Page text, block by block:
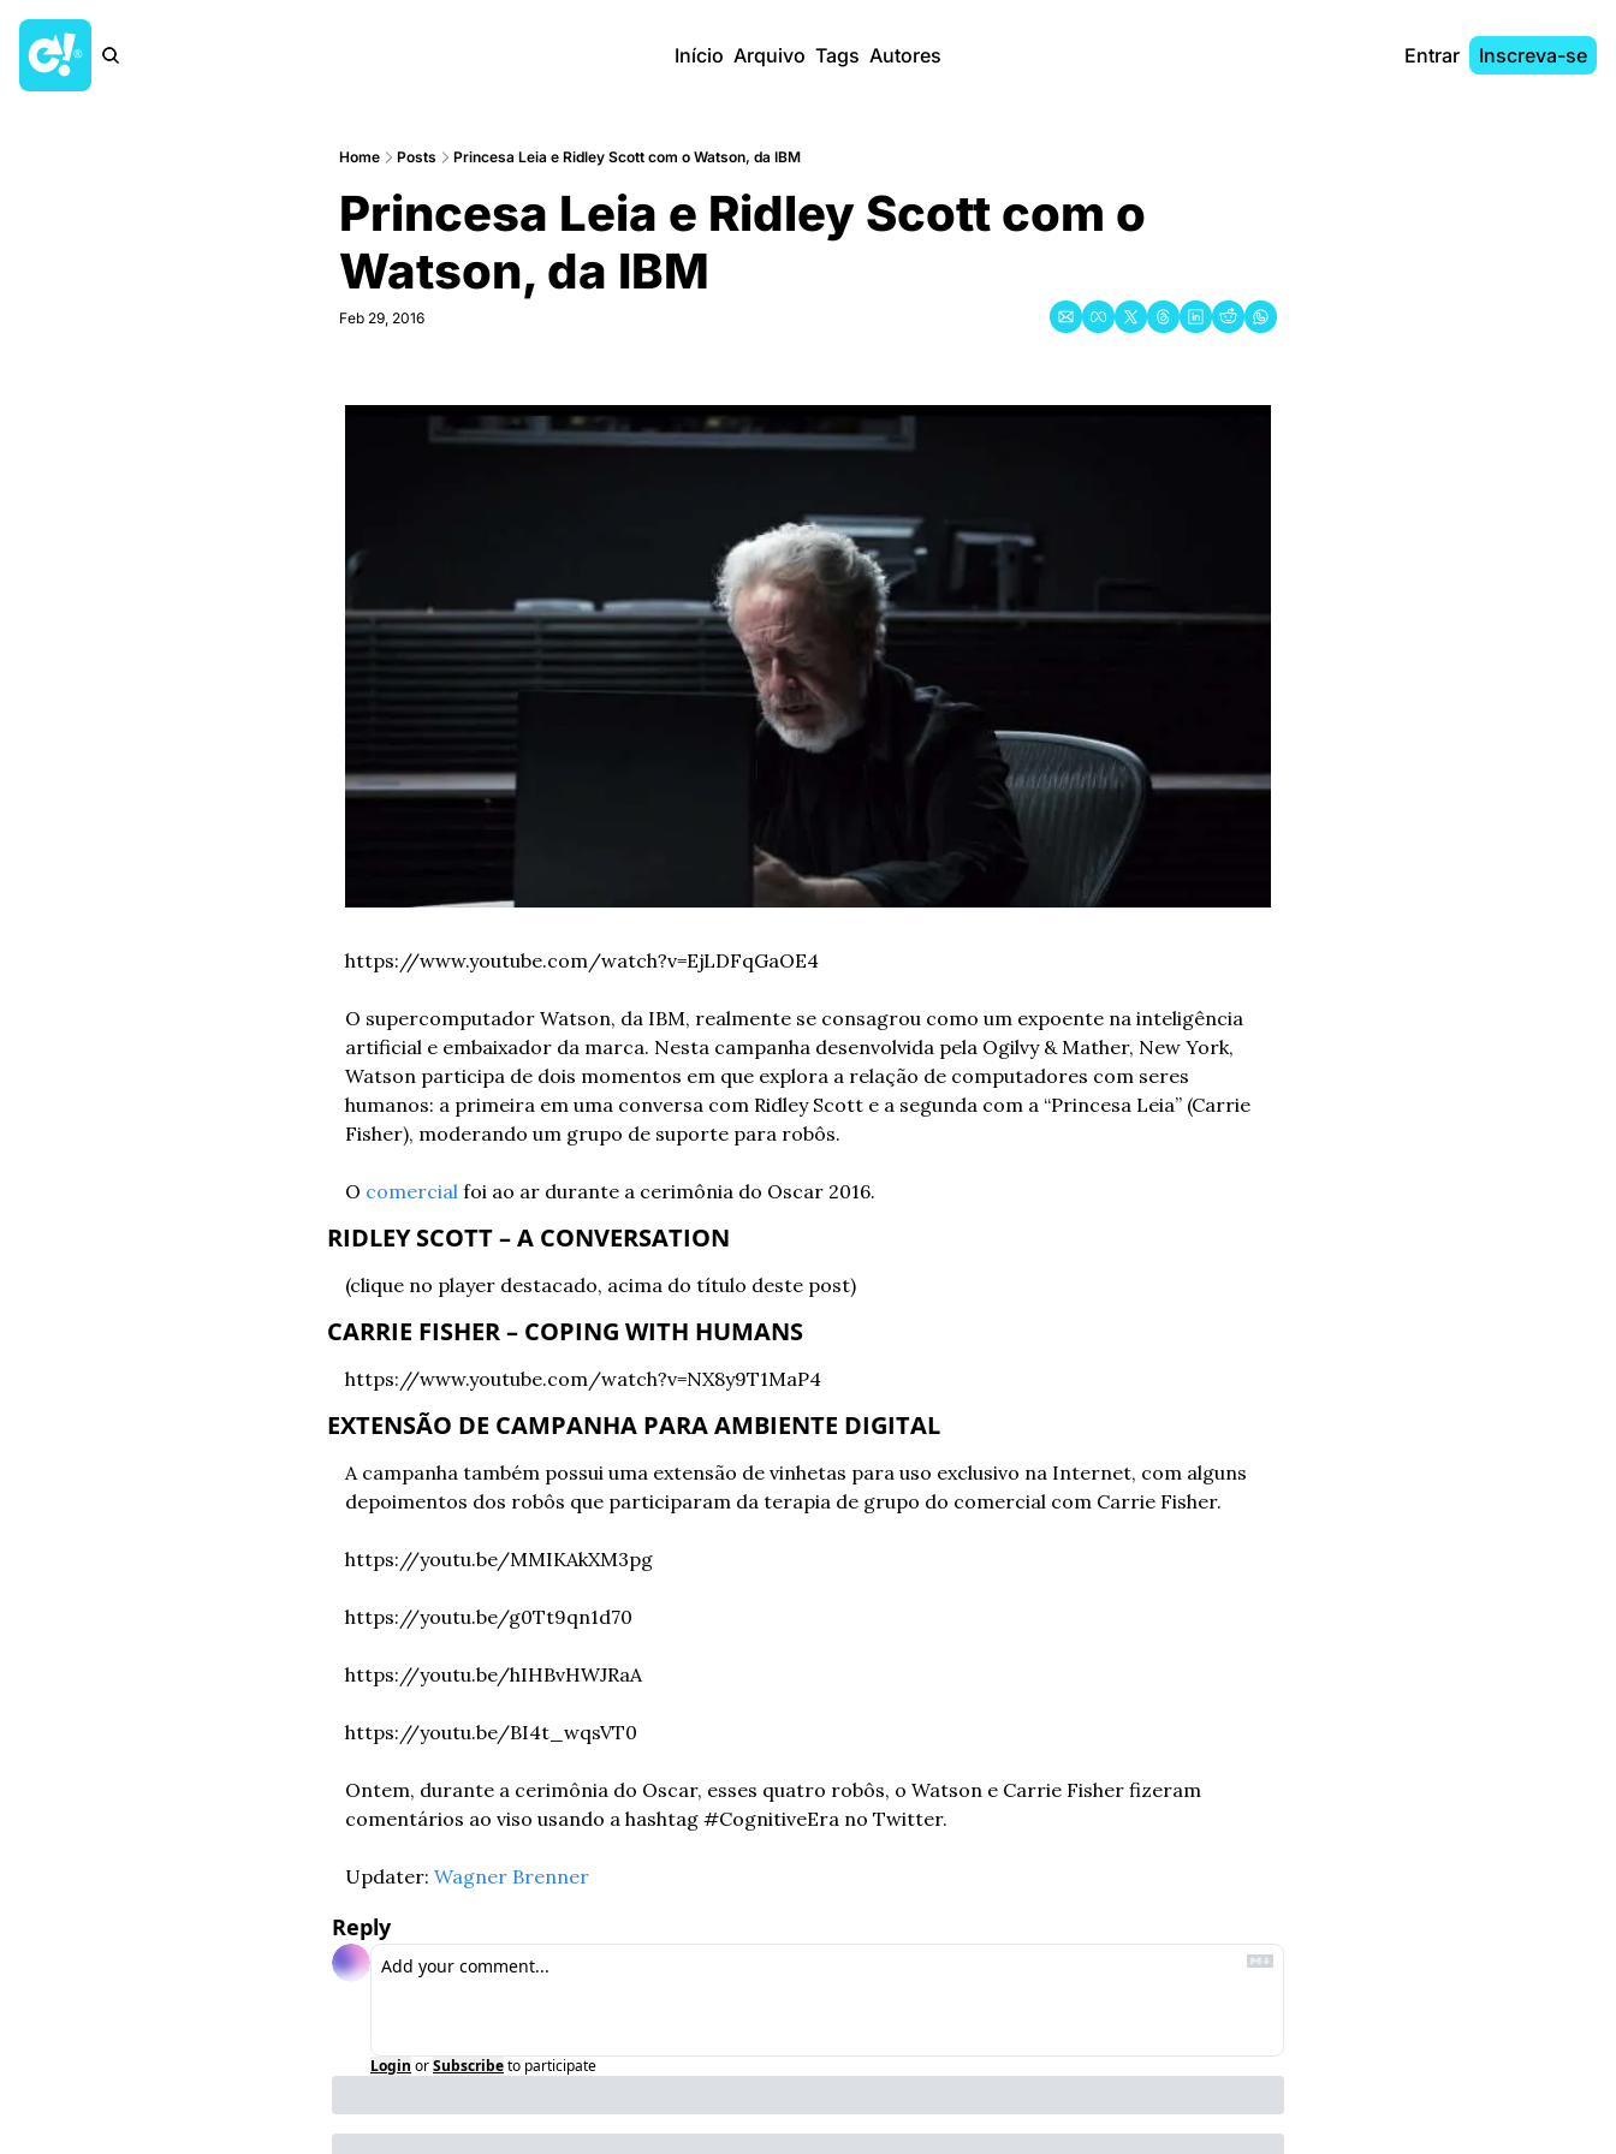
Início Arquivo Tags Autores Entrar Inscreva-se
Home Posts Princesa Leia e Ridley Scott com o Watson, da IBM
Princesa Leia e Ridley Scott com o
Watson, da IBM
Feb 29, 2016
https://www.youtube.com/watch?v=EjLDFqGaOE4
O supercomputador Watson, da IBM, realmente se consagrou como um expoente na inteligência
artificial e embaixador da marca. Nesta campanha desenvolvida pela Ogilvy & Mather, New York,
Watson participa de dois momentos em que explora a relação de computadores com seres
humanos: a primeira em uma conversa com Ridley Scott e a segunda com a “Princesa Leia” (Carrie
Fisher), moderando um grupo de suporte para robôs.
O comercial foi ao ar durante a cerimônia do Oscar 2016.
RIDLEY SCOTT – A CONVERSATION
(clique no player destacado, acima do título deste post)
CARRIE FISHER – COPING WITH HUMANS
https://www.youtube.com/watch?v=NX8y9T1MaP4
EXTENSÃO DE CAMPANHA PARA AMBIENTE DIGITAL
A campanha também possui uma extensão de vinhetas para uso exclusivo na Internet, com alguns
depoimentos dos robôs que participaram da terapia de grupo do comercial com Carrie Fisher.
https://youtu.be/MMIKAkXM3pg
https://youtu.be/g0Tt9qn1d70
https://youtu.be/hIHBvHWJRaA
https://youtu.be/BI4t_wqsVT0
Ontem, durante a cerimônia do Oscar, esses quatro robôs, o Watson e Carrie Fisher fizeram
comentários ao viso usando a hashtag #CognitiveEra no Twitter.
Updater: Wagner Brenner
Reply
Login orSubscribeto participate